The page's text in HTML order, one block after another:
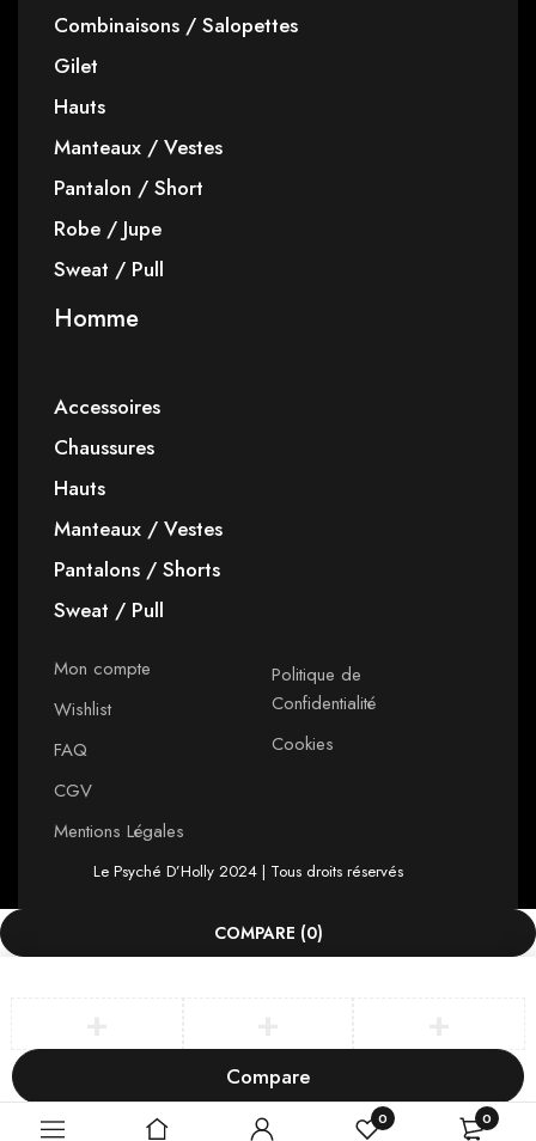
0 0
Combinaisons / Salopettes
Gilet
Hauts
Manteaux / Vestes
Pantalon / Short
Robe / Jupe
Sweat / Pull
Homme
Accessoires
Chaussures
Hauts
Manteaux / Vestes
Pantalons / Shorts
Sweat / Pull
Mon compte
Wishlist
FAQ
CGV
Mentions Légales
Politique de
Confidentialité
Cookies
Le Psyché D’Holly 2024 | Tous droits réservés
COMPARE (0)
Compare
Remove all products